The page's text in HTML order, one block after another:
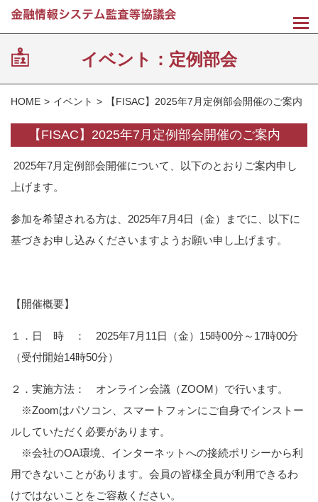
イベント：定例部会
HOME イベント 【FISAC】2025年7月定例部会開催のご案内
【FISAC】2025年7月定例部会開催のご案内
2025年7月定例部会開催について、以下のとおりご案内申し
上げます。
参加を希望される方は、2025年7月4日（金）までに、以下に
基づきお申し込みくださいますようお願い申し上げます。
【開催概要】
１．日 時 ： 2025年7月11日（金）15時00分～17時00分
（受付開始14時50分）
２．実施方法： オンライン会議（ZOOM）で行います。
※Zoomはパソコン、スマートフォンにご自身でインストー
ルしていただく必要があります。
※会社のOA環境、インターネットへの接続ポリシーから利
用できないことがあります。会員の皆様全員が利用できるわ
けではないことをご容赦ください。